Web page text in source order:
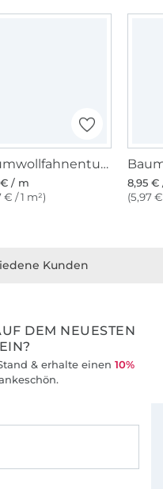
Baumwollfahnentuch, schwarz
€ / m
€ / 1 m²)
8,95 €
(5,97
DEM NEUESTEN
& erhalte einen 10%